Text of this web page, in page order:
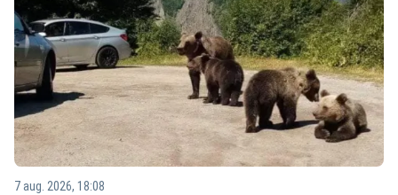
7 aug. 2026, 18:08